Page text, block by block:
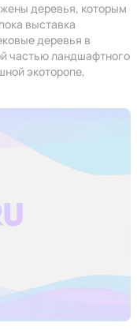
деревья, которым
выставка
деревья в
частью ландшафтного
экоторопе,